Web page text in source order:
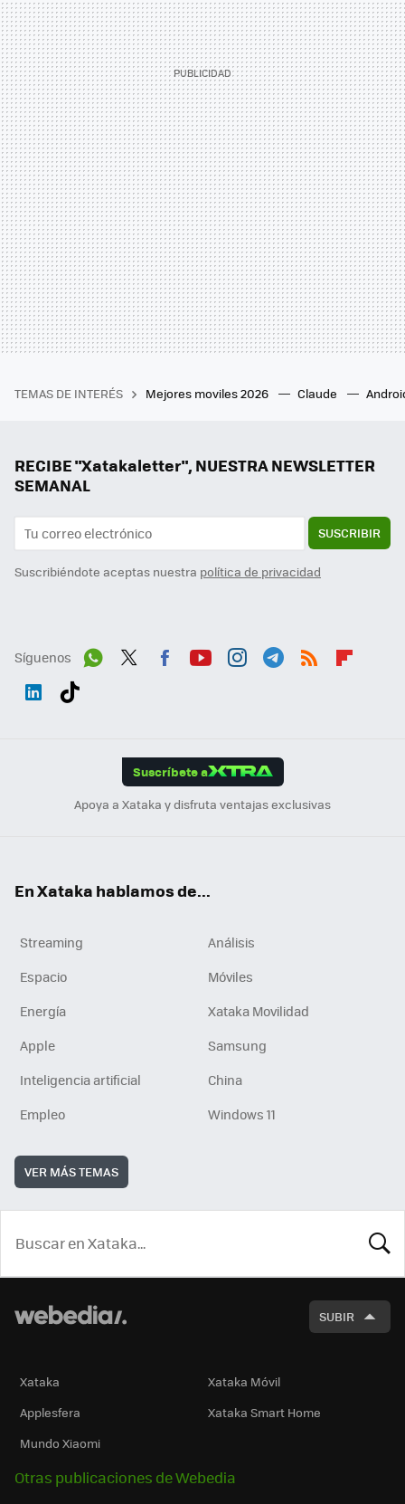
TEMAS DE INTERÉS Mejores moviles 2026 Claude
RECIBE "Xatakaletter", NUESTRA NEWSLETTER
SEMANAL
SUSCRIBIR
Suscribiéndote aceptas nuestra política de privacidad
Síguenos
Suscríbete a
Apoya a Xataka y disfruta ventajas exclusivas
En Xataka hablamos de...
Streaming
Análisis
Espacio
Móviles
Energía
Xataka Movilidad
Apple
Samsung
Inteligencia artificial
China
Empleo
Windows 11
VER MÁS TEMAS
SUBIR
Xataka
Xataka Móvil
Applesfera
Xataka Smart Home
Mundo Xiaomi
Otras publicaciones de Webedia